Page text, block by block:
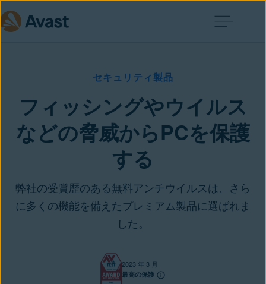
セキュリティ製品
フィッシングやウイルス
などの脅威からPCを保護
する
弊社の受賞歴のある無料アンチウイルスは、さら
に多くの機能を備えたプレミアム製品に選ばれま
した。
2023 年 3 月
最高の保護